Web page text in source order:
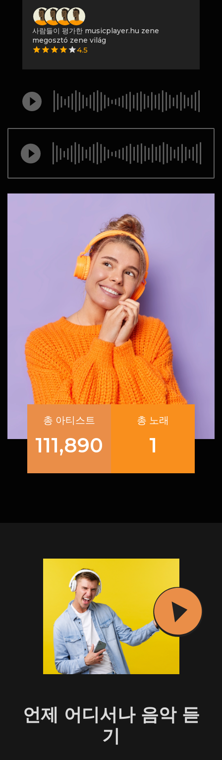
사람들이 평가한 musicplayer.hu zene
megosztó zene világ
4.5
총 아티스트
111,890
총 노래
1
언제 어디서나 음악 듣
기